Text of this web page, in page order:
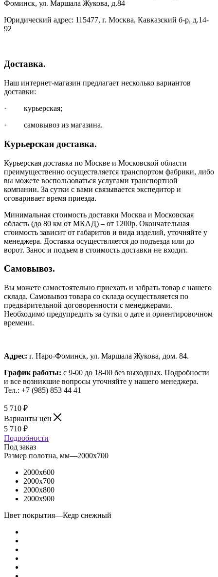
Фоминск, ул. Маршала Жукова, д.84
Юридический адрес: 115477, г. Москва, Кавказский б-р, д.14-
92
Доставка.
Наш интернет-магазин предлагает несколько вариантов
доставки:
· курьерская;
· самовывоз из магазина.
Курьерская доставка.
Курьерская доставка по Москве и Московской области
преимущественно осуществляется транспортом фабрики, либо
вы можете воспользоваться услугами транспортной
компании. За сутки с вами связывается экспедитор и
оговаривает время приезда.
Минимальная стоимость доставки Москва и Московская
область (до 80 км от МКАД) – от 1200р. Окончательная
стоимость зависит от габаритов и вида изделий, уточняйте у
менеджера. Доставка осуществляется до подъезда или до
ворот. Занос и подъем в стоимость доставки не входит.
Самовывоз.
Вы можете самостоятельно приехать и забрать товар с нашего
склада. Самовывоз товара со склада осуществляется по
предварительной договоренности с менеджерами.
Необходимо предупредить за сутки о дате и ориентировочном
времени.
Адрес: г. Наро-Фоминск, ул. Маршала Жукова, дом. 84.
График работы: с 9-00 до 18-00 без выходных. Подробности
и все возникшие вопросы уточняйте у нашего менеджера.
Тел.: +7 (985) 853 44 41
5 710 ₽
Варианты цен
5 710 ₽
Подробности
Под заказ
Размер полотна, мм—2000x700
2000x600
2000x700
2000x800
2000x900
Цвет покрытия—Кедр снежный